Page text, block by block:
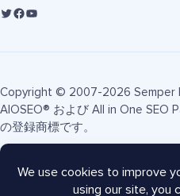
Copyright © 2007-2026 Semper
AIOSEO® および All in One SEO
の登録商標です。
利用規約 プライバシーポリシー
AIOSEOクーポン